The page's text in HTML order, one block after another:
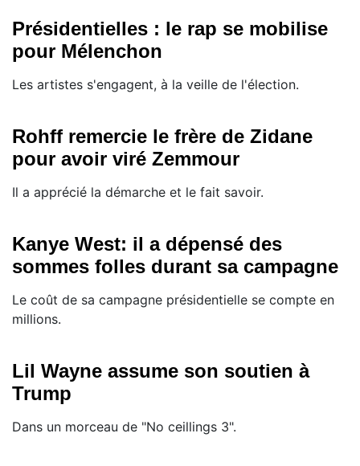
Présidentielles : le rap se mobilise
pour Mélenchon
Les artistes s'engagent, à la veille de l'élection.
Rohff remercie le frère de Zidane
pour avoir viré Zemmour
Il a apprécié la démarche et le fait savoir.
Kanye West: il a dépensé des
sommes folles durant sa campagne
Le coût de sa campagne présidentielle se compte en
millions.
Lil Wayne assume son soutien à
Trump
Dans un morceau de "No ceillings 3".